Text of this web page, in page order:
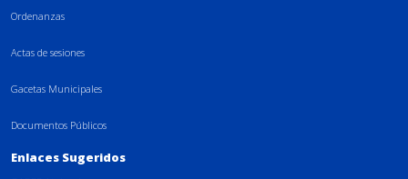
Ordenanzas
Actas de sesiones
Gacetas Municipales
Documentos Públicos
Enlaces Sugeridos